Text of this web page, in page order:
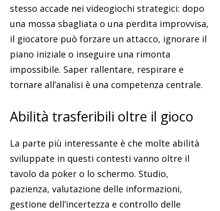
stesso accade nei videogiochi strategici: dopo
una mossa sbagliata o una perdita improvvisa,
il giocatore può forzare un attacco, ignorare il
piano iniziale o inseguire una rimonta
impossibile. Saper rallentare, respirare e
tornare all’analisi è una competenza centrale.
Abilità trasferibili oltre il gioco
La parte più interessante è che molte abilità
sviluppate in questi contesti vanno oltre il
tavolo da poker o lo schermo. Studio,
pazienza, valutazione delle informazioni,
gestione dell’incertezza e controllo delle